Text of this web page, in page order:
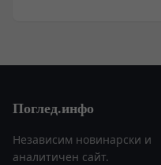
Поглед.инфо
Независим новинарски и
аналитичен сайт.